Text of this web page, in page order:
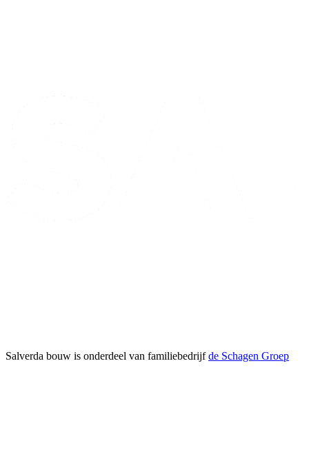
Salverda bouw is onderdeel van familiebedrijfde Schagen Groep